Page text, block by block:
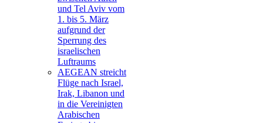
und Tel Aviv vom
1. bis 5. März
aufgrund der
Sperrung des
israelischen
Luftraums
AEGEAN streicht
Flüge nach Israel,
Irak, Libanon und
in die Vereinigten
Arabischen